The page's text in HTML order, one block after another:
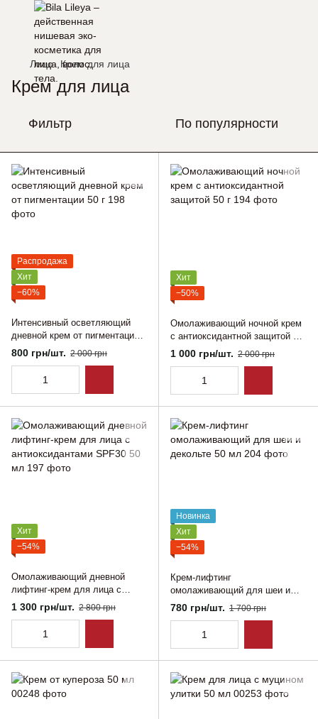
Лицо Крем для лица
Крем для лица
Фильтр По популярности
Распродажа
Хит
−60%
Интенсивный осветляющий
дневной крем от пигментации
50 г
800 грн/шт. 2 000 грн
Хит
−50%
Омолаживающий ночной крем
с антиоксидантной защитой 50
г1 000 грн/шт. 2 000 грн
Хит
−54%
Омолаживающий дневной
лифтинг-крем для лица с
антиоксидантами SPF30 50 мл
1 300 грн/шт. 2 800 грн
Новинка
Хит
−54%
Крем-лифтинг
омолаживающий для шеи и
декольте 50 мл
780 грн/шт. 1 700 грн